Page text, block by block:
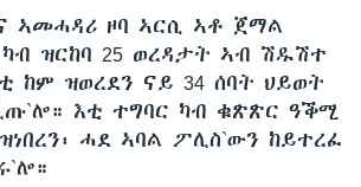
ኣመሓዳሪ ዞባ ኣርሲ ኣቶ ጀማል
ዝርከባ 25 ወረዳታት ኣብ ሽዱሽተ
ከም ዝወረደን ናይ 34 ሰባት ህይወት
እቲ ተግባር ካብ ቁጽጽር ዓቕሚ
ሓደ ኣባል ፖሊስ`ውን ከይተረፈ